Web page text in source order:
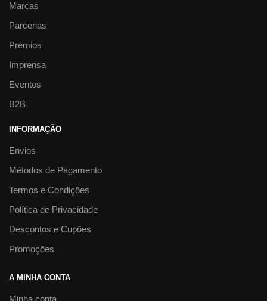
Marcas
Parcerias
Prémios
Imprensa
Eventos
B2B
INFORMAÇÃO
Envios
Métodos de Pagamento
Termos e Condições
Política de Privacidade
Descontos e Cupões
Promoções
A MINHA CONTA